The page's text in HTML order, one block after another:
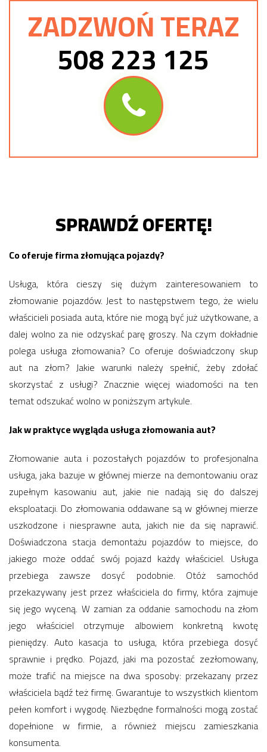
ZADZWOŃ TERAZ
508 223 125
SPRAWDŹ OFERTĘ!
Co oferuje firma złomująca pojazdy?
Usługa, która cieszy się dużym zainteresowaniem to
złomowanie pojazdów. Jest to następstwem tego, że wielu
właścicieli posiada auta, które nie mogą być już użytkowane, a
dalej wolno za nie odzyskać parę groszy. Na czym dokładnie
polega usługa złomowania? Co oferuje doświadczony skup
aut na złom? Jakie warunki należy spełnić, żeby zdołać
skorzystać z usługi? Znacznie więcej wiadomości na ten
temat odszukać wolno w poniższym artykule.
Jak w praktyce wygląda usługa złomowania aut?
Złomowanie auta i pozostałych pojazdów to profesjonalna
usługa, jaka bazuje w głównej mierze na demontowaniu oraz
zupełnym kasowaniu aut, jakie nie nadają się do dalszej
eksploatacji. Do złomowania oddawane są w głównej mierze
uszkodzone i niesprawne auta, jakich nie da się naprawić.
Doświadczona stacja demontażu pojazdów to miejsce, do
jakiego może oddać swój pojazd każdy właściciel. Usługa
przebiega zawsze dosyć podobnie. Otóż samochód
przekazywany jest przez właściciela do firmy, która zajmuje
się jego wyceną. W zamian za oddanie samochodu na złom
jego właściciel otrzymuje albowiem konkretną kwotę
pieniędzy. Auto kasacja to usługa, która przebiega dosyć
sprawnie i prędko. Pojazd, jaki ma pozostać zezłomowany,
może trafić na miejsce na dwa sposoby: przekazany przez
właściciela bądź też firmę. Gwarantuje to wszystkich klientom
pełen komfort i wygodę. Niezbędne formalności mogą zostać
dopełnione w firmie, a również miejscu zamieszkania
konsumenta.